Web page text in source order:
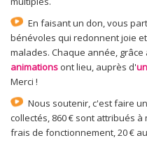
En faisant un don, vous
bénévoles qui redonnent joie
malades. Chaque année, grâce
animations ont lieu, auprès d'
Merci !
Nous soutenir, c'est faire un
collectés, 860 € sont attribués
frais de fonctionnement, 20 €